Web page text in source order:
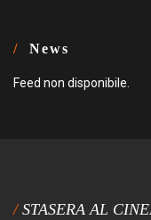
News
Feed non disponibile.
STASERA AL